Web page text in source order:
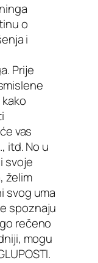
o
i
Prije
vas
itd. No u
svoje
želim
svog uma
spoznaju
rečeno
mogu